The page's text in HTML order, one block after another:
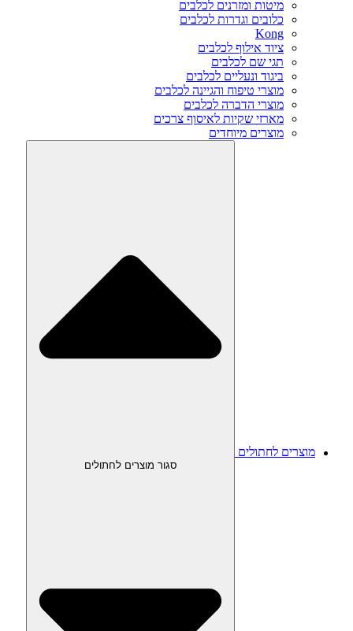
מיטות ומזרנים לכלבים
כלובים וגדרות לכלבים
Kong
ציוד אילוף לכלבים
תגי שם לכלבים
ביגוד ונעליים לכלבים
מוצרי טיפוח והגיינה לכלבים
מוצרי הדברה לכלבים
מארזי שקיות לאיסוף צרכים
מוצרים מיוחדים
מוצרים לחתולים
סגור מוצרים לחתולים